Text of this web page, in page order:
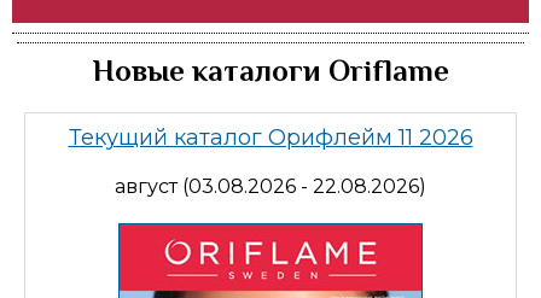
Новые каталоги Oriflame
Текущий каталог Орифлейм 11 2026
август (03.08.2026 - 22.08.2026)